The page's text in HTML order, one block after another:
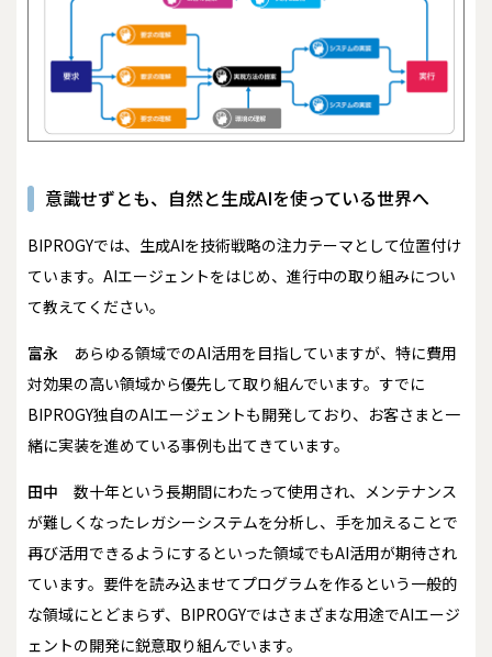
意識せずとも、自然と生成AIを使っている世界へ
――BIPROGYでは、生成AIを技術戦略の注力テーマとして位置付け
ています。AIエージェントをはじめ、進行中の取り組みについ
て教えてください。
富永
あらゆる領域でのAI活用を目指していますが、特に費用
対効果の高い領域から優先して取り組んでいます。すでに
BIPROGY独自のAIエージェントも開発しており、お客さまと一
緒に実装を進めている事例も出てきています。
田中
数十年という長期間にわたって使用され、メンテナンス
が難しくなったレガシーシステムを分析し、手を加えることで
再び活用できるようにするといった領域でもAI活用が期待され
ています。要件を読み込ませてプログラムを作るという一般的
な領域にとどまらず、BIPROGYではさまざまな用途でAIエージ
ェントの開発に鋭意取り組んでいます。